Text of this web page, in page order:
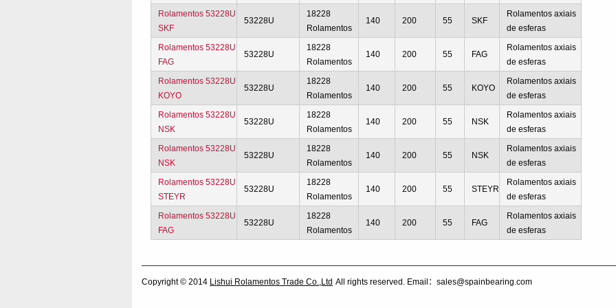
Rolamentos 53228U
SKF
53228U
18228
Rolamentos
140 200 55 SKF
Rolamentos axiais
de esferas
Rolamentos 53228U
FAG
53228U
18228
Rolamentos
140 200 55 FAG
Rolamentos axiais
de esferas
Rolamentos 53228U
KOYO
53228U
18228
Rolamentos
140 200 55 KOYO
Rolamentos axiais
de esferas
Rolamentos 53228U
NSK
53228U
18228
Rolamentos
140 200 55 NSK
Rolamentos axiais
de esferas
Rolamentos 53228U
NSK
53228U
18228
Rolamentos
140 200 55 NSK
Rolamentos axiais
de esferas
Rolamentos 53228U
STEYR
53228U
18228
Rolamentos
140 200 55 STEYR
Rolamentos axiais
de esferas
Rolamentos 53228U
FAG
53228U
18228
Rolamentos
140 200 55 FAG
Rolamentos axiais
de esferas
Copyright © 2014 Lishui Rolamentos Trade Co.,Ltd All rights reserved. Email：sales@spainbearing.com